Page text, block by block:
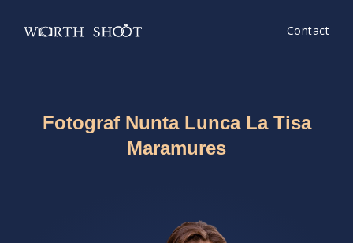
Contact
Fotograf Nunta Lunca La Tisa
Maramures